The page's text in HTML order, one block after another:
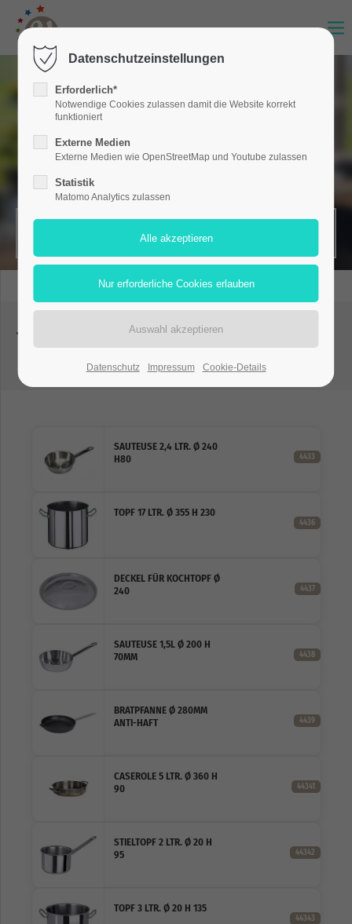
MERKZETTEL (0)
Töpfe und Pfannen mieten
SAUTEUSE 2,4 LTR. Ø 240
H80
4433
TOPF 17 LTR. Ø 355 H 230
4436
DECKEL FÜR KOCHTOPF Ø
240
4437
SAUTEUSE 1,5L Ø 200 H
70MM
4438
BRATPFANNE Ø 280MM
ANTI-HAFT
4439
CASEROLE 5 LTR. Ø 360 H
90
44341
STIELTOPF 2 LTR. Ø 20 H
95
44342
TOPF 3 LTR. Ø 20 H 135
44343
Datenschutzeinstellungen
Erforderlich*
Notwendige Cookies zulassen damit die Website korrekt
funktioniert
Externe Medien
Externe Medien wie OpenStreetMap und Youtube zulassen
Statistik
Matomo Analytics zulassen
Datenschutz Impressum Cookie-Details